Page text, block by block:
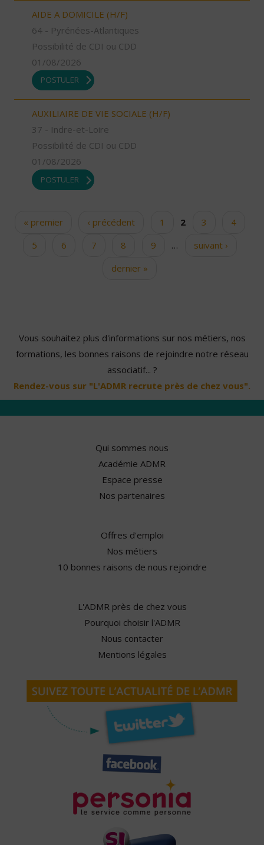
AIDE A DOMICILE (H/F)
64 - Pyrénées-Atlantiques
Possibilité de CDI ou CDD
01/08/2026
POSTULER
AUXILIAIRE DE VIE SOCIALE (H/F)
37 - Indre-et-Loire
Possibilité de CDI ou CDD
01/08/2026
POSTULER
Pages« premier ‹ précédent 1 2 3
4
5
6 7 8 9 …
suivant ›
dernier »
Vous souhaitez plus d'informations sur nos métiers, nos
formations, les bonnes raisons de rejoindre notre réseau
associatif... ?
Rendez-vous sur "L'ADMR recrute près de chez vous".
Qui sommes nous
Académie ADMR
Espace presse
Nos partenaires
Offres d'emploi
Nos métiers
10 bonnes raisons de nous rejoindre
L'ADMR près de chez vous
Pourquoi choisir l'ADMR
Nous contacter
Mentions légales